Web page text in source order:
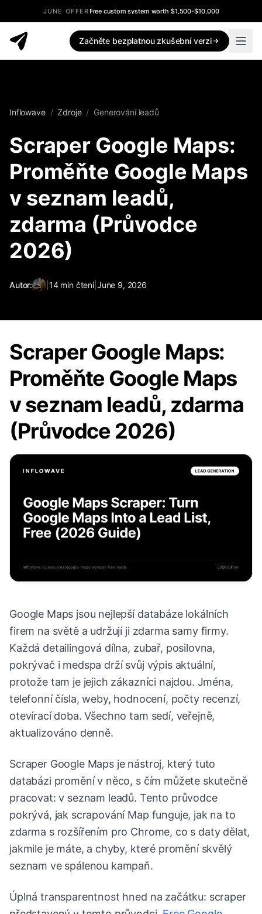
JUNE OFFERFree custom system worth $1,500-$10,000
Začněte bezplatnou zkušební verzi
Inflowave / Zdroje / Generování leadů
Scraper Google Maps:
Proměňte Google Maps
v seznam leadů,
zdarma (Průvodce
2026)
Autor: 14 min čtení| June 9, 2026
Scraper Google Maps:
Proměňte Google Maps
v seznam leadů, zdarma
(Průvodce 2026)
Google Maps jsou nejlepší databáze lokálních
firem na světě a udržují ji zdarma samy firmy.
Každá detailingová dílna, zubař, posilovna,
pokrývač i medspa drží svůj výpis aktuální,
protože tam je jejich zákazníci najdou. Jména,
telefonní čísla, weby, hodnocení, počty recenzí,
otevírací doba. Všechno tam sedí, veřejně,
aktualizováno denně.
Scraper Google Maps je nástroj, který tuto
databázi promění v něco, s čím můžete skutečně
pracovat: v seznam leadů. Tento průvodce
pokrývá, jak scrapování Map funguje, jak na to
zdarma s rozšířením pro Chrome, co s daty dělat,
jakmile je máte, a chyby, které promění skvělý
seznam ve spálenou kampaň.
Úplná transparentnost hned na začátku: scraper